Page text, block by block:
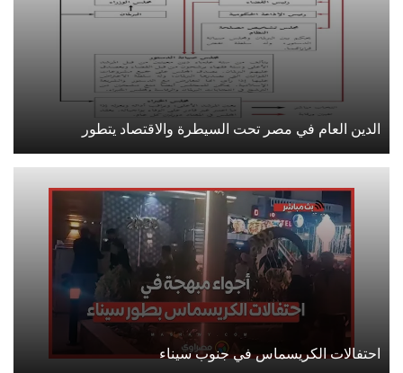
الدين العام في مصر تحت السيطرة والاقتصاد يتطور
احتفالات الكريسماس في جنوب سيناء